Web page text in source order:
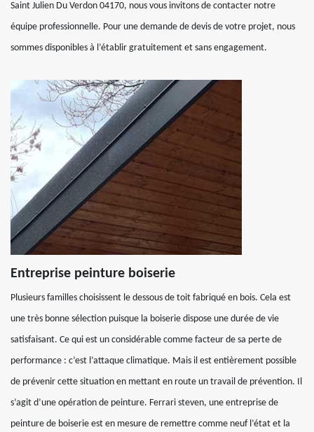
Saint Julien Du Verdon 04170, nous vous invitons de contacter notre
équipe professionnelle. Pour une demande de devis de votre projet, nous
sommes disponibles à l’établir gratuitement et sans engagement.
Entreprise peinture boiserie
Plusieurs familles choisissent le dessous de toit fabriqué en bois. Cela est
une très bonne sélection puisque la boiserie dispose une durée de vie
satisfaisant. Ce qui est un considérable comme facteur de sa perte de
performance : c’est l’attaque climatique. Mais il est entièrement possible
de prévenir cette situation en mettant en route un travail de prévention. Il
s’agit d’une opération de peinture. Ferrari steven, une entreprise de
peinture de boiserie est en mesure de remettre comme neuf l’état et la